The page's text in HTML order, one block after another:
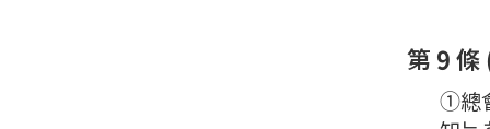
第 9 條
①總